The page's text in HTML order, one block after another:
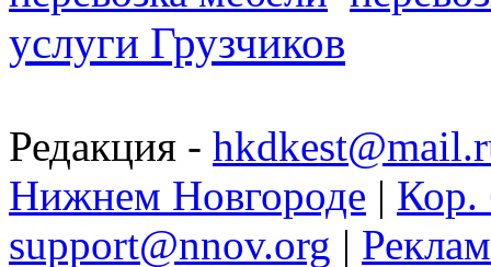
услуги Грузчиков
Редакция -
Нижнем Новгороде | Кор.
support@nnov.org |